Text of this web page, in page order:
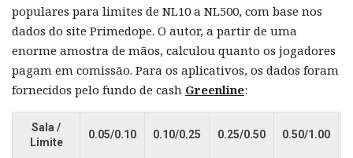
populares para limites de NL10 a NL500, com base nos
dados do site Primedope. O autor, a partir de uma
enorme amostra de mãos, calculou quanto os jogadores
pagam em comissão. Para os aplicativos, os dados foram
fornecidos pelo fundo de cash Greenline:
Sala /
Limite
0.05/0.10 0.10/0.25 0.25/0.50 0.50/1.00